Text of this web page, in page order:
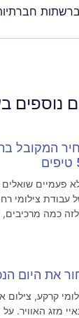
נוספים
המקובל
פעמיים שואלים
עבודת צילומי
לזה כמה
את היום
קרקע, צילום
מזג האוויר.